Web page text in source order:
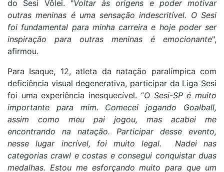
do Sesi Vôlei. "Voltar às origens e poder motivar
outras meninas é uma sensação indescritível. O Sesi
foi fundamental para minha carreira e hoje poder ser
inspiração para outras meninas é emocionante",
afirmou.
Para Isaque, 12, atleta da natação paralímpica com
deficiência visual degenerativa, participar da Liga Sesi
foi uma experiência inesquecível. “O Sesi-SP é muito
importante para mim. Comecei jogando Goalball,
assim como meu pai jogou, mas acabei me
encontrando na natação. Participar desse evento,
nesse lugar incrível, foi muito legal. Nadei nas
categorias crawl e costas e consegui conquistar duas
medalhas. Estou me esforçando muito para que um